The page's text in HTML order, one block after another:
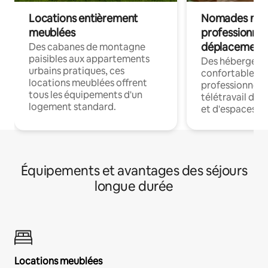
Locations entièrement
meublées
Des cabanes de montagne
paisibles aux appartements
urbains pratiques, ces
locations meublées offrent
tous les équipements d'un
logement standard.
Nomades
déplacement
Des
confortables
professionnels
télétravail
et d'espaces
Équipements et avantages des séjours
longue durée
Locations meublées